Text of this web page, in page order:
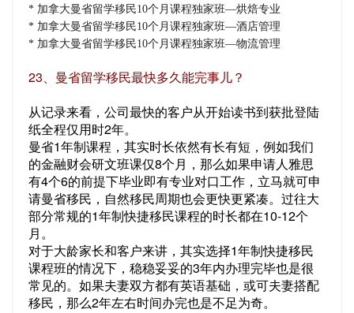
* 加拿大曼省留学移民10个月课程独家班—烘焙专业
* 加拿大曼省留学移民10个月课程独家班—酒店管理
* 加拿大曼省留学移民10个月课程独家班—物流管理
23、曼省留学移民最快多久能完事儿？
从记录来看，公司最快的客户从开始读书到获批登陆
纸全程仅用时2年。
曼省1年制课程，其实时长依然有长有短，例如我们
的金融财会研文班课仅8个月，那么如果申请人雅思
有4个6的前提下毕业即有专业对口工作，立马就可申
请曼省移民，自然移民周期也会更快更紧凑。过往大
部分常规的1年制快捷移民课程的时长都在10-12个
月。
对于大龄家长和客户来讲，其实选择1年制快捷移民
课程班的情况下，稳稳妥妥的3年内办理完毕也是很
常见的。如果夫妻双方都有英语基础，或可夫妻搭配
移民，那么2年左右时间办完也是不足为奇。